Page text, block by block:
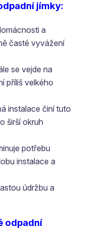
jímky:
a
časté vyvážení
se vejde na
příliš velkého
instalace činí tuto
širší okruh
potřebu
instalace a
údržbu a
odpadní